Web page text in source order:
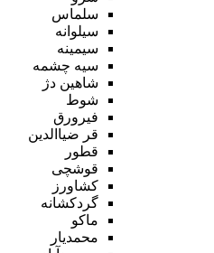
سلماس
سیلوانه
سیمینه
سیه چشمه
شاهین دژ
شوط
فیرورق
قر ضیاالدین
قطور
قوشچی
کشاورز
گردکشانه
ماکو
محمدیار